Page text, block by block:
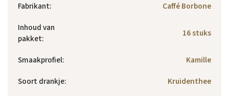
Fabrikant:
Caffé Borbone
Inhoud van
pakket: 16 stuks
Smaakprofiel:
Kamille
Soort drankje: Kruidenthee